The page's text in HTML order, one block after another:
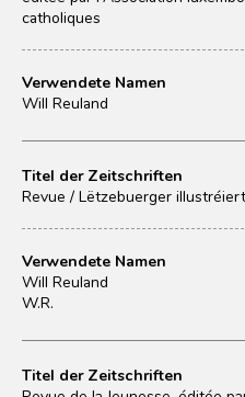
catholiques
Verwendete Namen
Will Reuland
Titel der Zeitschriften
Revue / Lëtzebuerger
Verwendete Namen
Will Reuland
W.R.
Titel der Zeitschriften